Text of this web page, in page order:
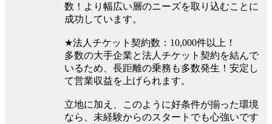
数！より幅広い層のニーズを取り込むことに
成功しています。
★法人チケット契約数：10,000件以上！
多数の大手企業と法人チケット契約を結んで
いるため、長距離の乗務も多数発生！安定し
て営業収益を上げられます。
立地に加え、このように好条件が揃った環境
なら、未経験からのスタートでも心強いです